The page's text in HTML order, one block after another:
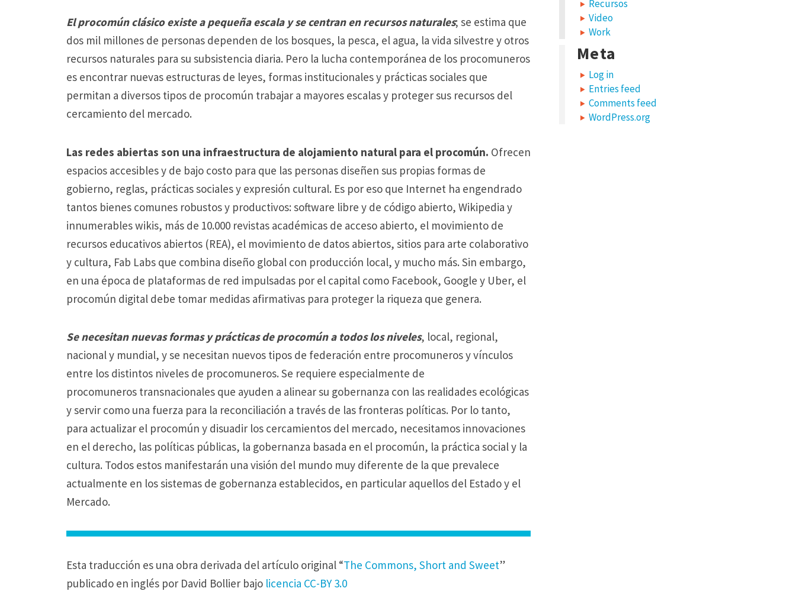
El procomún clásico existe a pequeña escala y se centran en recursos naturales; se estima que
dos mil millones de personas dependen de los bosques, la pesca, el agua, la vida silvestre y otros
recursos naturales para su subsistencia diaria. Pero la lucha contemporánea de los procomuneros
es encontrar nuevas estructuras de leyes, formas institucionales y prácticas sociales que
permitan a diversos tipos de procomún trabajar a mayores escalas y proteger sus recursos del
cercamiento del mercado.
Las redes abiertas son una infraestructura de alojamiento natural para el procomún. Ofrecen
espacios accesibles y de bajo costo para que las personas diseñen sus propias formas de
gobierno, reglas, prácticas sociales y expresión cultural. Es por eso que Internet ha engendrado
tantos bienes comunes robustos y productivos: software libre y de código abierto, Wikipedia y
innumerables wikis, más de 10.000 revistas académicas de acceso abierto, el movimiento de
recursos educativos abiertos (REA), el movimiento de datos abiertos, sitios para arte colaborativo
y cultura, Fab Labs que combina diseño global con producción local, y mucho más. Sin embargo,
en una época de plataformas de red impulsadas por el capital como Facebook, Google y Uber, el
procomún digital debe tomar medidas afirmativas para proteger la riqueza que genera.
Se necesitan nuevas formas y prácticas de procomún a todos los niveles, local, regional,
nacional y mundial, y se necesitan nuevos tipos de federación entre procomuneros y vínculos
entre los distintos niveles de procomuneros. Se requiere especialmente de
procomuneros transnacionales que ayuden a alinear su gobernanza con las realidades ecológicas
y servir como una fuerza para la reconciliación a través de las fronteras políticas. Por lo tanto,
para actualizar el procomún y disuadir los cercamientos del mercado, necesitamos innovaciones
en el derecho, las políticas públicas, la gobernanza basada en el procomún, la práctica social y la
cultura. Todos estos manifestarán una visión del mundo muy diferente de la que prevalece
actualmente en los sistemas de gobernanza establecidos, en particular aquellos del Estado y el
Mercado.
Esta traducción es una obra derivada del artículo original “The Commons, Short and Sweet”
publicado en inglés por David Bollier bajo licencia CC-BY 3.0
Recursos
Video
Work
Meta
Log in
Entries feed
Comments feed
WordPress.org